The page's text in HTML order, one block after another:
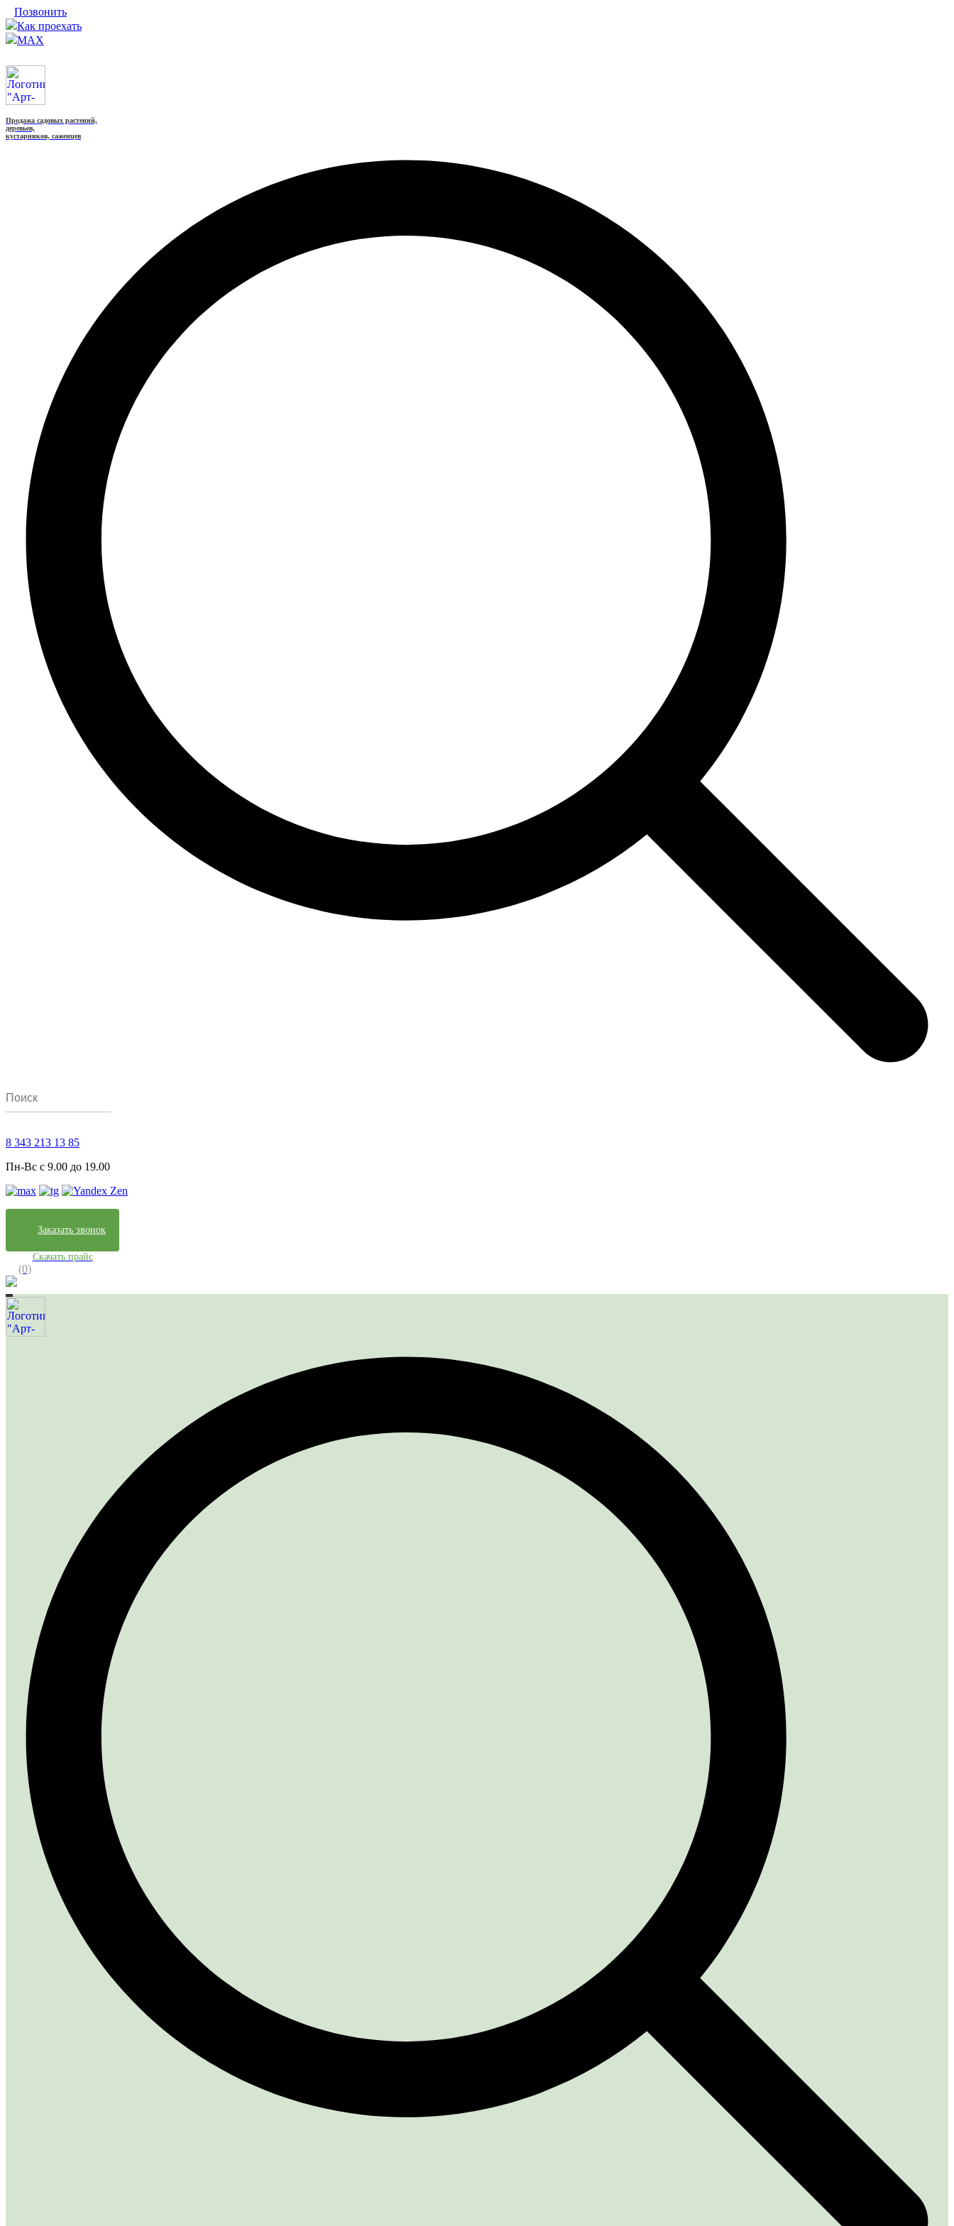
Позвонить
Как проехать
MAX
Продажа садовых растений,
деревьев,
кустарников, саженцев
8 343 213 13 85
Пн-Вс с 9.00 до 19.00
Заказать звонок
Скачать прайс
(0)